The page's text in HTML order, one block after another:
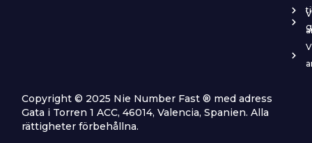
Copyright © 2025 Nie Number Fast ® med adress
Gata i Torren 1 ACC, 46014, Valencia, Spanien. Alla
rättigheter förbehållna.